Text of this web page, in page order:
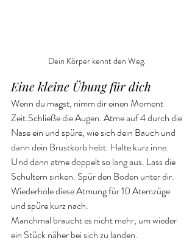
Dein Körper kennt den Weg.
Eine kleine Übung für dich
Wenn du magst, nimm dir einen Moment
Zeit.Schließe die Augen. Atme auf 4 durch die
Nase ein und spüre, wie sich dein Bauch und
dann dein Brustkorb hebt. Halte kurz inne.
Und dann atme doppelt so lang aus. Lass die
Schultern sinken. Spür den Boden unter dir.
Wiederhole diese Atmung für 10 Atemzüge
und spüre kurz nach.
Manchmal braucht es nicht mehr, um wieder
ein Stück näher bei sich zu landen.